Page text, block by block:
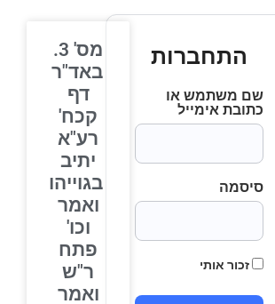
התחברות
שם משתמש או
כתובת אימייל
סיסמה
זכור אותי
מס' 3.
באד"ר
דף
קכח'
רע"א
יתיב
בגוייהו
ואמר
וכו'
פתח
ר"ש
ואמר